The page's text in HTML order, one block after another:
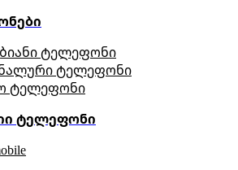
ტელეფონი
ტელეფონი
ტელეფონი
ტელეფონი